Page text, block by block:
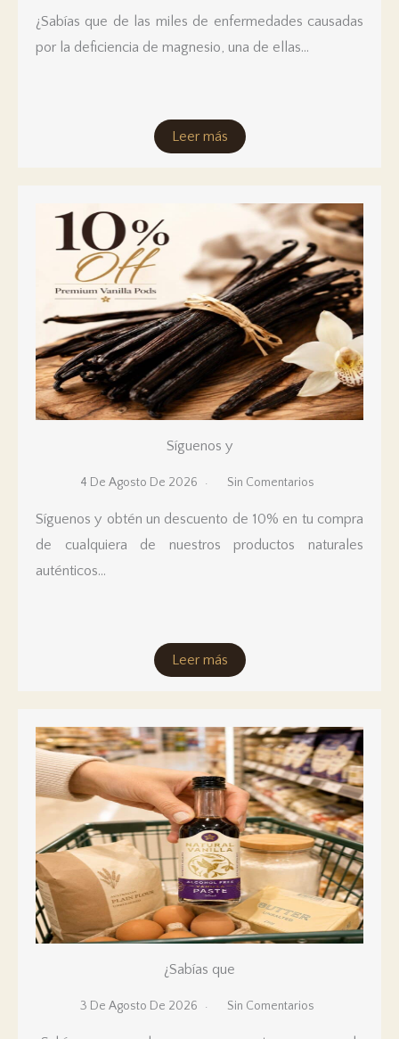
¿Sabías que de las miles de enfermedades causadas
por la deficiencia de magnesio, una de ellas...
Leer más
Síguenos y
4 De Agosto De 2026 Sin Comentarios
Síguenos y obtén un descuento de 10% en tu compra
de cualquiera de nuestros productos naturales
auténticos…
Leer más
¿Sabías que
3 De Agosto De 2026 Sin Comentarios